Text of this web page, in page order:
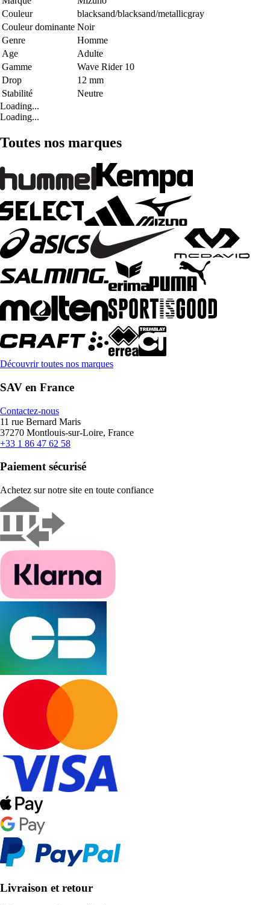
Couleur
blacksand/blacksand/metallicgray
Couleur dominante Noir
Genre
Homme
Age
Adulte
Gamme
Wave Rider 10
Drop
12 mm
Stabilité
Neutre
Loading...
Loading...
Toutes nos marques
Découvrir toutes nos marques
SAV en France
Contactez-nous
11 rue Bernard Maris
37270 Montlouis-sur-Loire, France
+33 1 86 47 62 58
Paiement sécurisé
Achetez sur notre site en toute confiance
Livraison et retour